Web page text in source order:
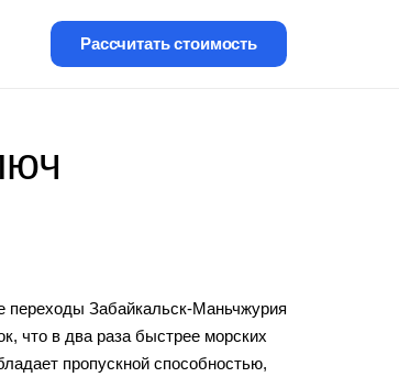
Рассчитать стоимость
переходы Забайкальск-Маньчжурия
что в два раза быстрее морских
пропускной способностью,